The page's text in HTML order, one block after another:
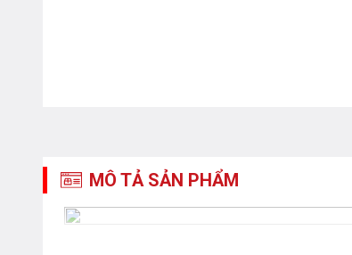
MÔ TẢ SẢN PHẨM